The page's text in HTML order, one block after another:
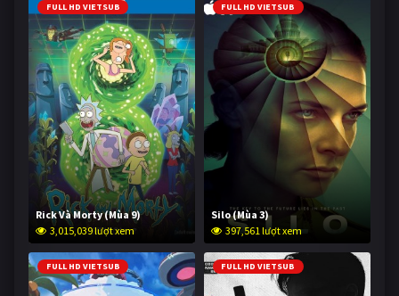
FULL HD VIETSUB
Rick Và Morty (Mùa 9)
3,015,039 lượt xem
FULL HD VIETSUB
Silo (Mùa 3)
397,561 lượt xem
FULL HD VIETSUB FULL HD VIETSUB